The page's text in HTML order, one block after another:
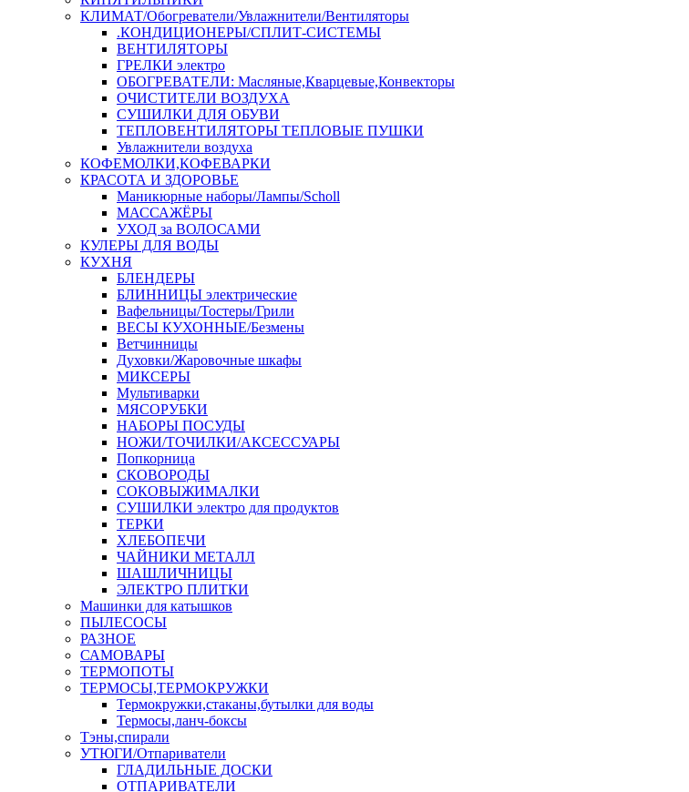
КЛИМАТ/Обогреватели/Увлажнители/Вентиляторы
.КОНДИЦИОНЕРЫ/СПЛИТ-СИСТЕМЫ
ВЕНТИЛЯТОРЫ
ГРЕЛКИ электро
ОБОГРЕВАТЕЛИ: Масляные,Кварцевые,Конвекторы
ОЧИСТИТЕЛИ ВОЗДУХА
СУШИЛКИ ДЛЯ ОБУВИ
ТЕПЛОВЕНТИЛЯТОРЫ ТЕПЛОВЫЕ ПУШКИ
Увлажнители воздуха
КОФЕМОЛКИ,КОФЕВАРКИ
КРАСОТА И ЗДОРОВЬЕ
Маникюрные наборы/Лампы/Scholl
МАССАЖЁРЫ
УХОД за ВОЛОСАМИ
КУЛЕРЫ ДЛЯ ВОДЫ
КУХНЯ
БЛЕНДЕРЫ
БЛИННИЦЫ электрические
Вафельницы/Тостеры/Грили
ВЕСЫ КУХОННЫЕ/Безмены
Ветчинницы
Духовки/Жаровочные шкафы
МИКСЕРЫ
Мультиварки
МЯСОРУБКИ
НАБОРЫ ПОСУДЫ
НОЖИ/ТОЧИЛКИ/АКСЕССУАРЫ
Попкорница
СКОВОРОДЫ
СОКОВЫЖИМАЛКИ
СУШИЛКИ электро для продуктов
ТЕРКИ
ХЛЕБОПЕЧИ
ЧАЙНИКИ МЕТАЛЛ
ШАШЛИЧНИЦЫ
ЭЛЕКТРО ПЛИТКИ
Машинки для катышков
ПЫЛЕСОСЫ
РАЗНОЕ
САМОВАРЫ
ТЕРМОПОТЫ
ТЕРМОСЫ,ТЕРМОКРУЖКИ
Термокружки,стаканы,бутылки для воды
Термосы,ланч-боксы
Тэны,спирали
УТЮГИ/Отпариватели
ГЛАДИЛЬНЫЕ ДОСКИ
ОТПАРИВАТЕЛИ